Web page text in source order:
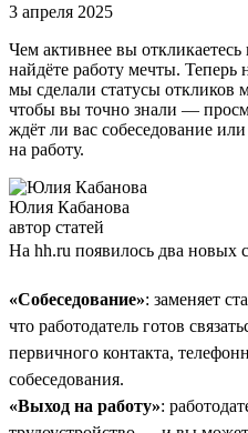
3 апреля 2025
Чем активнее вы
найдёте работу мечты. Теперь
мы сделали статусы откликов
чтобы вы точно знали —
ждёт ли вас собеседование
на работу.
Юлия Кабанова
автор статей
На hh.ru появилось два новых
«Собеседование»: заменяет
что работодатель готов
первичного контакта,
собеседования.
«Выход на работу»: